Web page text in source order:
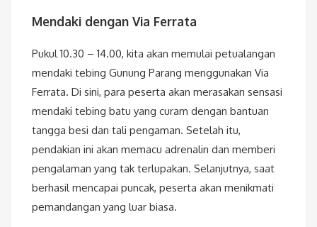
Mendaki dengan Via Ferrata
Pukul 10.30 – 14.00, kita akan memulai petualangan
mendaki tebing Gunung Parang menggunakan Via
Ferrata. Di sini, para peserta akan merasakan sensasi
mendaki tebing batu yang curam dengan bantuan
tangga besi dan tali pengaman. Setelah itu,
pendakian ini akan memacu adrenalin dan memberi
pengalaman yang tak terlupakan. Selanjutnya, saat
berhasil mencapai puncak, peserta akan menikmati
pemandangan yang luar biasa.